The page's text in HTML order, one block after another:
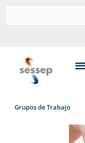
contenido
Grupos de Trabajo